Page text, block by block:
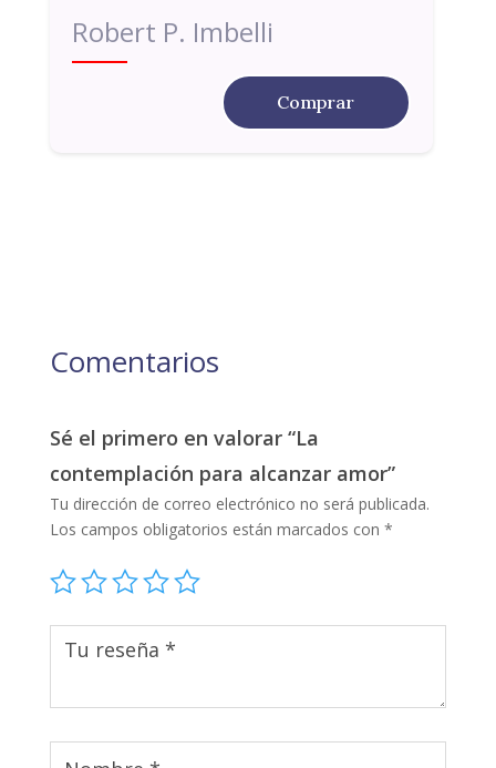
Robert P. Imbelli
Comprar
Comentarios
Sé el primero en valorar “La
contemplación para alcanzar amor”
Tu dirección de correo electrónico no será publicada.
Los campos obligatorios están marcados con *